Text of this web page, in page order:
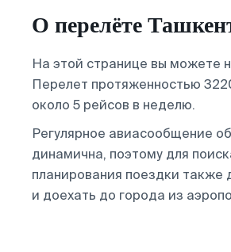
О перелёте
На этой странице вы можете
Перелет протяженностью
около 5 рейсов в неделю.
Регулярное авиасообщение
динамична, поэтому для
планирования поездки также
и доехать до города из